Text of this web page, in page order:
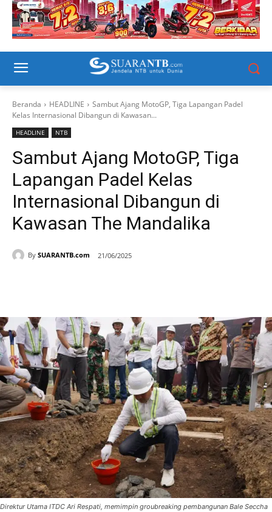
Beranda HEADLINE
Sambut Ajang MotoGP, Tiga Lapangan Padel
Kelas Internasional Dibangun di Kawasan...
HEADLINE NTB
Sambut Ajang MotoGP, Tiga
Lapangan Padel Kelas
Internasional Dibangun di
Kawasan The Mandalika
By SUARANTB.com 21/06/2025
Direktur Utama ITDC Ari Respati, memimpin groubreaking pembangunan Bale Seccha